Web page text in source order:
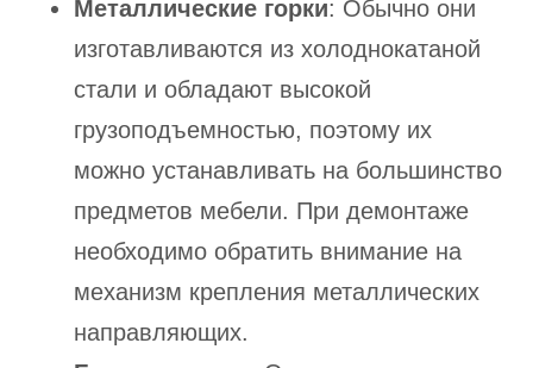
Металлические горки: Обычно они
изготавливаются из холоднокатаной
стали и обладают высокой
грузоподъемностью, поэтому их
можно устанавливать на большинство
предметов мебели. При демонтаже
необходимо обратить внимание на
механизм крепления металлических
направляющих.